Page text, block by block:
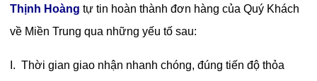
Thịnh Hoàng tự tin hoàn thành đơn hàng của Quý Khách
về Miền Trung qua những yếu tố sau:
I. Thời gian giao nhận nhanh chóng, đúng tiến độ thỏa